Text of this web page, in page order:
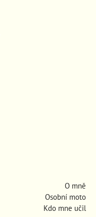
O mně
Osobní moto
Kdo mne učil